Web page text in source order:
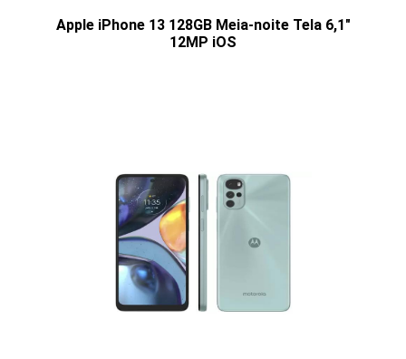
Apple iPhone 13 128GB Meia-noite Tela 6,1"
12MP iOS